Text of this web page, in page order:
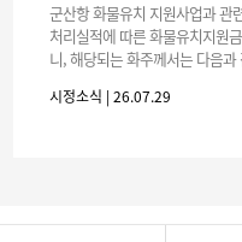
군산항 화물유치 지원사업과 관
처리실적에 따른 화물유치지원
니, 해당되는 화주께서는 다음과
(6개월
시정소식 | 26.07.29